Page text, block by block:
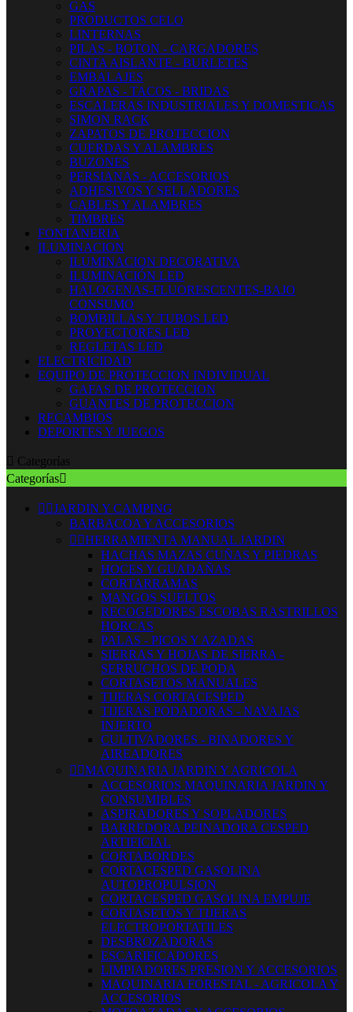
GAS
PRODUCTOS CELO
LINTERNAS
PILAS - BOTON - CARGADORES
CINTA AISLANTE - BURLETES
EMBALAJES
GRAPAS - TACOS - BRIDAS
ESCALERAS INDUSTRIALES Y DOMESTICAS
SIMON RACK
ZAPATOS DE PROTECCION
CUERDAS Y ALAMBRES
BUZONES
PERSIANAS - ACCESORIOS
ADHESIVOS Y SELLADORES
CABLES Y ALAMBRES
TIMBRES
FONTANERIA
ILUMINACION
ILUMINACION DECORATIVA
ILUMINACIÓN LED
HALOGENAS-FLUORESCENTES-BAJO
CONSUMO
BOMBILLAS Y TUBOS LED
PROYECTORES LED
REGLETAS LED
ELECTRICIDAD
EQUIPO DE PROTECCION INDIVIDUAL
GAFAS DE PROTECCION
GUANTES DE PROTECCION
RECAMBIOS
DEPORTES Y JUEGOS
 Categorías
Categorías
 JARDIN Y CAMPING
BARBACOA Y ACCESORIOS
 HERRAMIENTA MANUAL JARDIN
HACHAS MAZAS CUÑAS Y PIEDRAS
HOCES Y GUADAÑAS
CORTARRAMAS
MANGOS SUELTOS
RECOGEDORES ESCOBAS RASTRILLOS
HORCAS
PALAS - PICOS Y AZADAS
SIERRAS Y HOJAS DE SIERRA -
SERRUCHOS DE PODA
CORTASETOS MANUALES
TIJERAS CORTACESPED
TIJERAS PODADORAS - NAVAJAS
INJERTO
CULTIVADORES - BINADORES Y
AIREADORES
 MAQUINARIA JARDIN Y AGRICOLA
ACCESORIOS MAQUINARIA JARDIN Y
CONSUMIBLES
ASPIRADORES Y SOPLADORES
BARREDORA PEINADORA CESPED
ARTIFICIAL
CORTABORDES
CORTACESPED GASOLINA
AUTOPROPULSION
CORTACESPED GASOLINA EMPUJE
CORTASETOS Y TIJERAS
ELECTROPORTATILES
DESBROZADORAS
ESCARIFICADORES
LIMPIADORES PRESION Y ACCESORIOS
MAQUINARIA FORESTAL - AGRICOLA Y
ACCESORIOS